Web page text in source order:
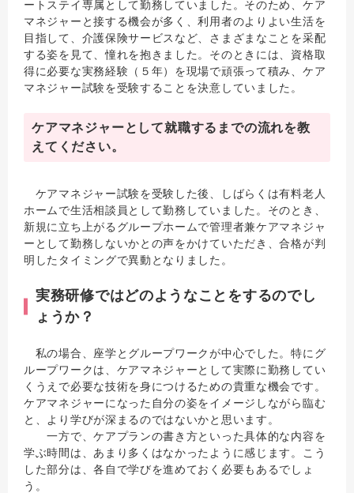
ートステイ専属として勤務していました。そのため、ケア
マネジャーと接する機会が多く、利用者のよりよい生活を
目指して、介護保険サービスなど、さまざまなことを采配
する姿を見て、憧れを抱きました。そのときには、資格取
得に必要な実務経験（５年）を現場で頑張って積み、ケア
マネジャー試験を受験することを決意していました。
ケアマネジャーとして就職するまでの流れを教
えてください。
ケアマネジャー試験を受験した後、しばらくは有料老人
ホームで生活相談員として勤務していました。そのとき、
新規に立ち上がるグループホームで管理者兼ケアマネジャ
ーとして勤務しないかとの声をかけていただき、合格が判
明したタイミングで異動となりました。
実務研修ではどのようなことをするのでし
ょうか？
私の場合、座学とグループワークが中心でした。特にグ
ループワークは、ケアマネジャーとして実際に勤務してい
くうえで必要な技術を身につけるための貴重な機会です。
ケアマネジャーになった自分の姿をイメージしながら臨む
と、より学びが深まるのではないかと思います。
一方で、ケアプランの書き方といった具体的な内容を
学ぶ時間は、あまり多くはなかったように感じます。こう
した部分は、各自で学びを進めておく必要もあるでしょ
う。